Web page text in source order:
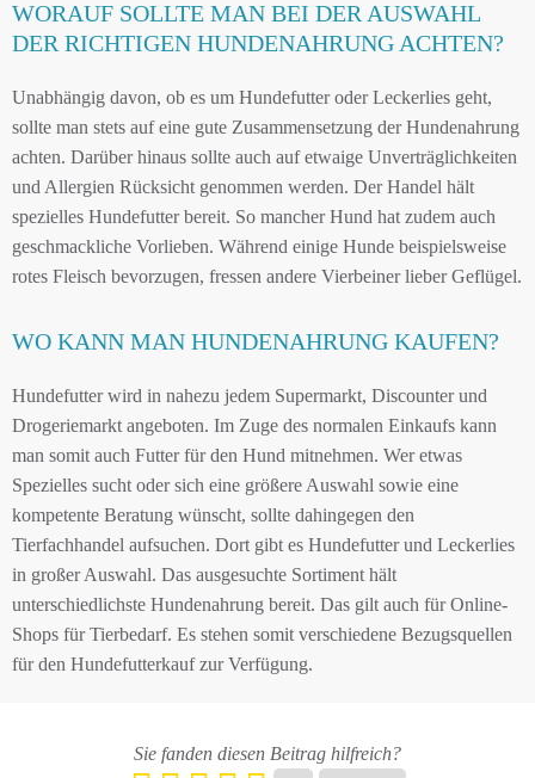
WORAUF SOLLTE MAN BEI DER AUSWAHL
DER RICHTIGEN HUNDENAHRUNG ACHTEN?
Unabhängig davon, ob es um Hundefutter oder Leckerlies geht,
sollte man stets auf eine gute Zusammensetzung der Hundenahrung
achten. Darüber hinaus sollte auch auf etwaige Unverträglichkeiten
und Allergien Rücksicht genommen werden. Der Handel hält
spezielles Hundefutter bereit. So mancher Hund hat zudem auch
geschmackliche Vorlieben. Während einige Hunde beispielsweise
rotes Fleisch bevorzugen, fressen andere Vierbeiner lieber Geflügel.
WO KANN MAN HUNDENAHRUNG KAUFEN?
Hundefutter wird in nahezu jedem Supermarkt, Discounter und
Drogeriemarkt angeboten. Im Zuge des normalen Einkaufs kann
man somit auch Futter für den Hund mitnehmen. Wer etwas
Spezielles sucht oder sich eine größere Auswahl sowie eine
kompetente Beratung wünscht, sollte dahingegen den
Tierfachhandel aufsuchen. Dort gibt es Hundefutter und Leckerlies
in großer Auswahl. Das ausgesuchte Sortiment hält
unterschiedlichste Hundenahrung bereit. Das gilt auch für Online-
Shops für Tierbedarf. Es stehen somit verschiedene Bezugsquellen
für den Hundefutterkauf zur Verfügung.
Sie fanden diesen Beitrag hilfreich?